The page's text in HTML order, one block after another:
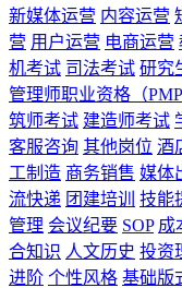
新媒体运营 内容运营
营 用户运营 电商运营
机考试 司法考试 研究
管理师职业资格（PMP
筑师考试 建造师考试
客服咨询 其他岗位 酒
工制造 商务销售 媒体
流快递 团建培训 技能
管理 会议纪要 SOP 成
合知识 人文历史 投资
进阶 个性风格 基础版